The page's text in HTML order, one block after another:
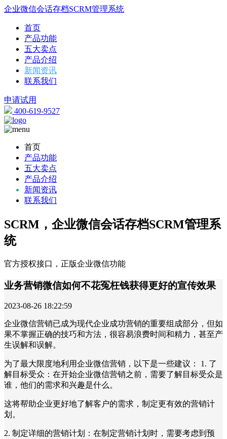
企业微信会话存档SCRM管理系统
首页
产品功能
五大卖点
产品介绍
新闻资讯
联系我们
申请试用
400-619-9527
首页
产品功能
五大卖点
产品介绍
新闻资讯
联系我们
SCRM，企业微信会话存档SCRM管理系
统
官方授权接口，正版企业微信功能
业务营销微信如何不花冤枉钱获得更好的宣传效果
2023-08-26 18:22:59
企业微信营销已成为现代企业成功营销的重要组成部分，但如
果不掌握正确的技巧和方法，很容易浪费时间和精力，甚至产
生误解和误解。
为了最大限度地利用企业微信营销，以下是一些建议： 1. 了
解目标受众：在开始企业微信营销之前，需要了解目标受众是
谁，他们的需求和兴趣是什么。
这将帮助企业更好地了解客户的需求，制定更有效的营销计
划。
2. 制定详细的营销计划：在制定营销计划时，需要考虑到预